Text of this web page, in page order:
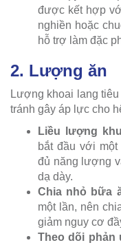
được kết hợp
nghiền hoặc
hỗ trợ làm đặc
2. Lượng ăn
Lượng khoai lang
tránh gây áp lực cho
Liều lượng
bắt đầu với
đủ năng lượng
dạ dày.
Chia nhỏ bữa
một lần, nên
giảm nguy cơ
Theo dõi phản